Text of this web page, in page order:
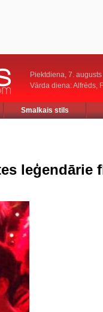
Piektdiena, 7. augusts
Vārda diena: Alfrēds,
Smalkais stils
leģendārie